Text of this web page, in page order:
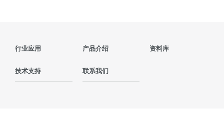
行业应用 产品介绍 资料库
技术支持 联系我们